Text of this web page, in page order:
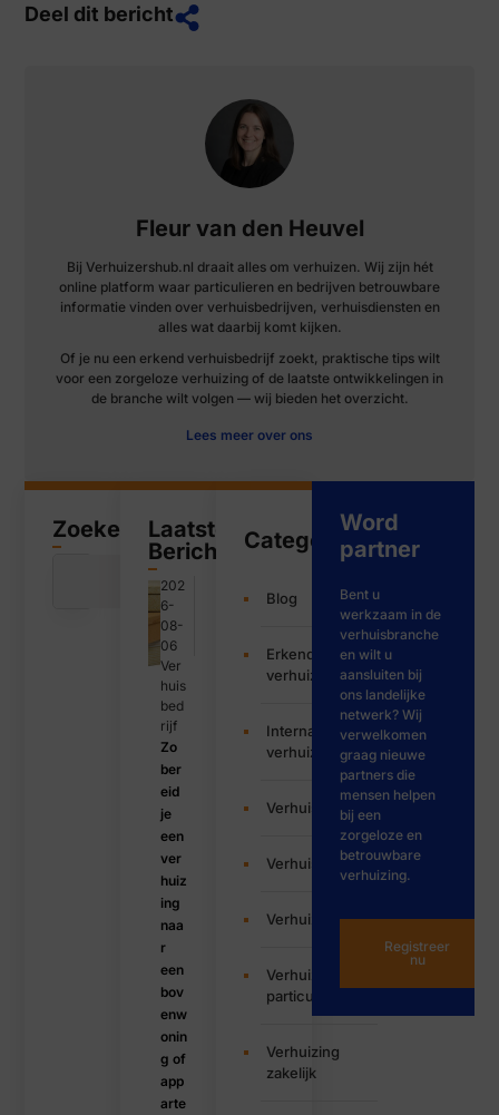
Deel dit bericht
Fleur van den Heuvel
Bij Verhuizershub.nl draait alles om verhuizen. Wij zijn hét
online platform waar particulieren en bedrijven betrouwbare
informatie vinden over verhuisbedrijven, verhuisdiensten en
alles wat daarbij komt kijken.
Of je nu een erkend verhuisbedrijf zoekt, praktische tips wilt
voor een zorgeloze verhuizing of de laatste ontwikkelingen in
de branche wilt volgen — wij bieden het overzicht.
Lees meer over ons
Zoeken
Laatste
Bericht
202
6-
08-
06
Ver
huis
bed
rijf
Zo
ber
eid
je
een
ver
huiz
ing
naa
r
een
bov
enw
onin
g of
app
arte
Categorieën
Blog
Erkende
verhuizers
Internationale
verhuizing
Verhuisbedrijf
Verhuisservice
Verhuizen
Verhuizing
particulier
Verhuizing
zakelijk
Word
partner
Bent u
werkzaam in de
verhuisbranche
en wilt u
aansluiten bij
ons landelijke
netwerk? Wij
verwelkomen
graag nieuwe
partners die
mensen helpen
bij een
zorgeloze en
betrouwbare
verhuizing.
Registreer
nu